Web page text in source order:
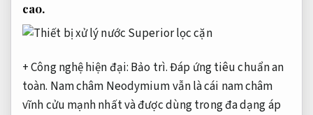
cao.
+ Công nghệ hiện đại: Bảo trì.Đáp ứng tiêu chuẩn an
toàn. Nam châm Neodymium vẫn là cái nam châm
vĩnh cửu mạnh nhất và được dùng trong đa dạng áp